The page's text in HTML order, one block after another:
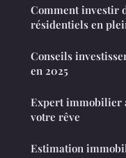
Comment investir
résidentiels en
Conseils
en 2025
Expert immobilier
votre rêve
Estimation